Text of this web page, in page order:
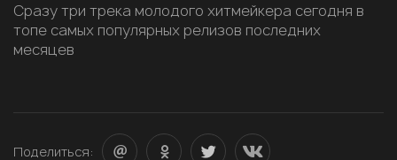
Сразу три трека молодого хитмейкера сегодня в
топе самых популярных релизов последних
месяцев
Поделиться: